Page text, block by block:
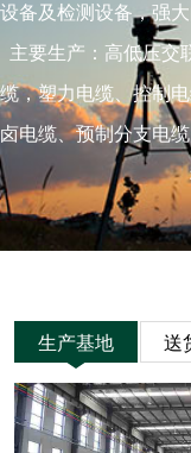
设备及检测设备，强
主要生产：高低压交
缆，塑力电缆、控制
卤电缆、预制分支电
生产基地 送